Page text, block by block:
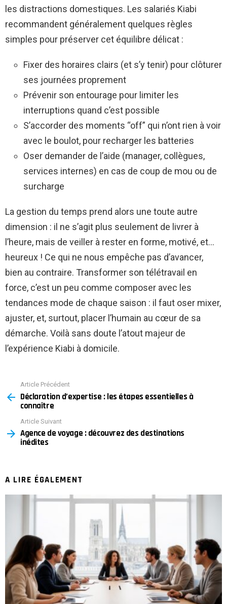
les distractions domestiques. Les salariés Kiabi
recommandent généralement quelques règles
simples pour préserver cet équilibre délicat :
Fixer des horaires clairs (et s’y tenir) pour clôturer
ses journées proprement
Prévenir son entourage pour limiter les
interruptions quand c’est possible
S’accorder des moments “off” qui n’ont rien à voir
avec le boulot, pour recharger les batteries
Oser demander de l’aide (manager, collègues,
services internes) en cas de coup de mou ou de
surcharge
La gestion du temps prend alors une toute autre
dimension : il ne s’agit plus seulement de livrer à
l’heure, mais de veiller à rester en forme, motivé, et…
heureux ! Ce qui ne nous empêche pas d’avancer,
bien au contraire. Transformer son télétravail en
force, c’est un peu comme composer avec les
tendances mode de chaque saison : il faut oser mixer,
ajuster, et, surtout, placer l’humain au cœur de sa
démarche. Voilà sans doute l’atout majeur de
l’expérience Kiabi à domicile.
more
Article Précédent
Déclaration d’expertise : les étapes essentielles à
connaître
Article Suivant
Agence de voyage : découvrez des destinations
inédites
A LIRE ÉGALEMENT